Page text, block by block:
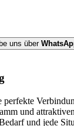
uns über
perfekte
und
und jede